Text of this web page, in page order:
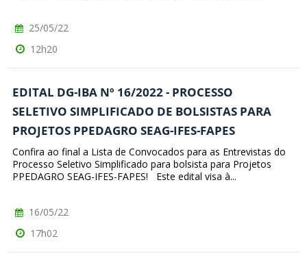
25/05/22
12h20
EDITAL DG-IBA Nº 16/2022 - PROCESSO
SELETIVO SIMPLIFICADO DE BOLSISTAS PARA
PROJETOS PPEDAGRO SEAG-IFES-FAPES
Confira ao final a Lista de Convocados para as Entrevistas do
Processo Seletivo Simplificado para bolsista para Projetos
PPEDAGRO SEAG-IFES-FAPES! Este edital visa à...
16/05/22
17h02